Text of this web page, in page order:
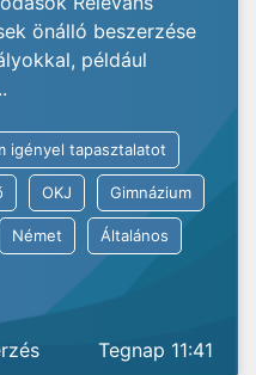
önálló beszerzése
például
igényel tapasztalatot
OKJ Gimnázium
Német Általános
Tegnap 11:41